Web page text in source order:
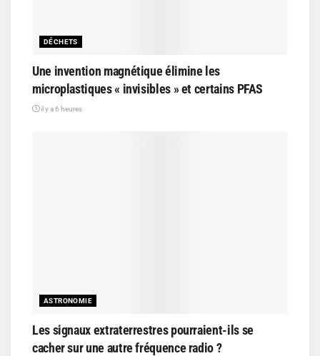
DÉCHETS
Une invention magnétique élimine les
microplastiques « invisibles » et certains PFAS
il y a 6 heures
ASTRONOMIE
Les signaux extraterrestres pourraient-ils se
cacher sur une autre fréquence radio ?